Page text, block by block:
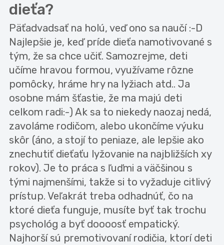
dieťa?
Päťadvadsať na holú, veď ono sa naučí :-D
Najlepšie je, keď príde dieťa namotivované s
tým, že sa chce učiť. Samozrejme, deti
učíme hravou formou, využívame rôzne
pomôcky, hráme hry na lyžiach atd.. Ja
osobne mám šťastie, že ma majú deti
celkom radi:-) Ak sa to niekedy naozaj nedá,
zavoláme rodičom, alebo ukončíme výuku
skôr (áno, a stojí to peniaze, ale lepšie ako
znechutiť dieťaťu lyžovanie na najbližších xy
rokov). Je to práca s ľuďmi a väčšinou s
tými najmenšími, takže si to vyžaduje citlivý
prístup. Veľakrát treba odhadnúť, čo na
ktoré dieťa funguje, musíte byť tak trochu
psychológ a byť doooosť empatický.
Najhorší sú premotivovaní rodičia, ktorí deti